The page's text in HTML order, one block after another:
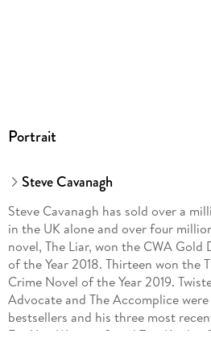
Portrait
Steve Cavanagh
Steve Cavanagh has sold over a
in the UK alone and over four
novel, The Liar, won the CWA
of the Year 2018. Thirteen won the
Crime Novel of the Year 2019.
Advocate and The Accomplice were
bestsellers and his three most
For You, Witness 8 and Two Kinds